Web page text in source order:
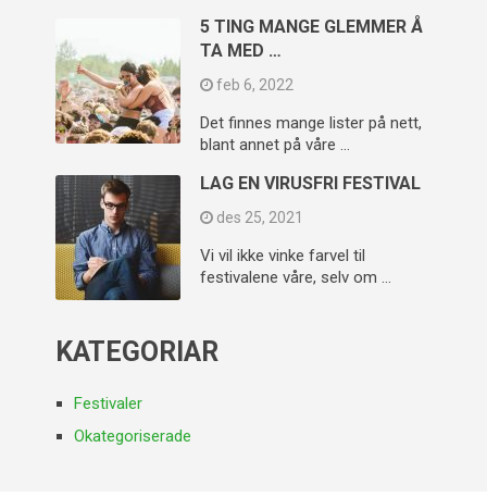
5 TING MANGE GLEMMER Å
TA MED …
feb 6, 2022
Det finnes mange lister på nett,
blant annet på våre …
LAG EN VIRUSFRI FESTIVAL
des 25, 2021
Vi vil ikke vinke farvel til
festivalene våre, selv om …
KATEGORIAR
Festivaler
Okategoriserade